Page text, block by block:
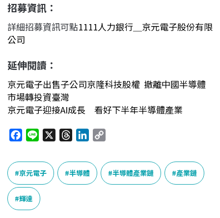
招募資訊：
詳細招募資訊可點1111人力銀行＿京元電子股份有限
公司
延伸閱讀：
京元電子出售子公司京隆科技股權 撤離中國半導體
市場轉投資臺灣
京元電子迎接AI成長 看好下半年半導體產業
c
e
b
o
o
n
e
r
e
a
n
k
e
p
y
L
京元電子 半導體 半導體產業鏈 產業鏈
輝達